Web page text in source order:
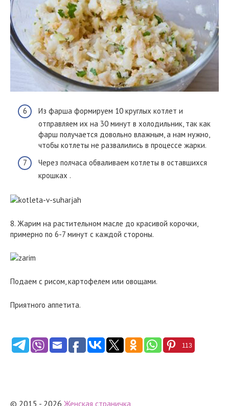
Из фарша формируем 10 круглых котлет и
отправляем их на 30 минут в холодильник, так как
фарш получается довольно влажным, а нам нужно,
чтобы котлеты не развалились в процессе жарки.
Через полчаса обваливаем котлеты в оставшихся
крошках .
8. Жарим на растительном масле до красивой корочки,
примерно по 6-7 минут с каждой стороны.
Подаем с рисом, картофелем или овощами.
Приятного аппетита.
113
© 2015 - 2026 Женская страничка